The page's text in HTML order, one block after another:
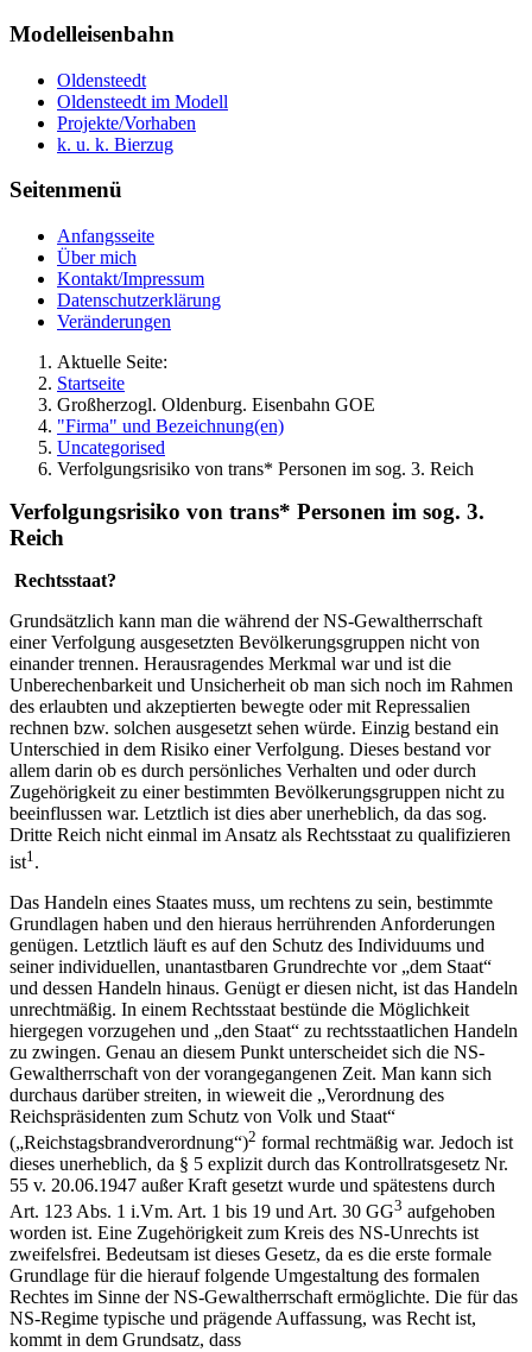
Modelleisenbahn
Oldensteedt
Oldensteedt im Modell
Projekte/Vorhaben
k. u. k. Bierzug
Seitenmenü
Anfangsseite
Über mich
Kontakt/Impressum
Datenschutzerklärung
Veränderungen
Aktuelle Seite:
Startseite
Großherzogl. Oldenburg. Eisenbahn GOE
"Firma" und Bezeichnung(en)
Uncategorised
Verfolgungsrisiko von trans* Personen im sog. 3. Reich
Verfolgungsrisiko von trans* Personen im sog. 3.
Reich
Rechtsstaat?
Grundsätzlich kann man die während der NS-Gewaltherrschaft
einer Verfolgung ausgesetzten Bevölkerungsgruppen nicht von
einander trennen. Herausragendes Merkmal war und ist die
Unberechenbarkeit und Unsicherheit ob man sich noch im Rahmen
des erlaubten und akzeptierten bewegte oder mit Repressalien
rechnen bzw. solchen ausgesetzt sehen würde. Einzig bestand ein
Unterschied in dem Risiko einer Verfolgung. Dieses bestand vor
allem darin ob es durch persönliches Verhalten und oder durch
Zugehörigkeit zu einer bestimmten Bevölkerungsgruppen nicht zu
beeinflussen war. Letztlich ist dies aber unerheblich, da das sog.
Dritte Reich nicht einmal im Ansatz als Rechtsstaat zu qualifizieren
ist1 .
Das Handeln eines Staates muss, um rechtens zu sein, bestimmte
Grundlagen haben und den hieraus herrührenden Anforderungen
genügen. Letztlich läuft es auf den Schutz des Individuums und
seiner individuellen, unantastbaren Grundrechte vor „dem Staat“
und dessen Handeln hinaus. Genügt er diesen nicht, ist das Handeln
unrechtmäßig. In einem Rechtsstaat bestünde die Möglichkeit
hiergegen vorzugehen und „den Staat“ zu rechtsstaatlichen Handeln
zu zwingen. Genau an diesem Punkt unterscheidet sich die NS-
Gewaltherrschaft von der vorangegangenen Zeit. Man kann sich
durchaus darüber streiten, in wieweit die „Verordnung des
Reichspräsidenten zum Schutz von Volk und Staat“
(„Reichstagsbrandverordnung“)2 formal rechtmäßig war. Jedoch ist
dieses unerheblich, da § 5 explizit durch das Kontrollratsgesetz Nr.
55 v. 20.06.1947 außer Kraft gesetzt wurde und spätestens durch
Art. 123 Abs. 1 i.Vm. Art. 1 bis 19 und Art. 30 GG3 aufgehoben
worden ist. Eine Zugehörigkeit zum Kreis des NS-Unrechts ist
zweifelsfrei. Bedeutsam ist dieses Gesetz, da es die erste formale
Grundlage für die hierauf folgende Umgestaltung des formalen
Rechtes im Sinne der NS-Gewaltherrschaft ermöglichte. Die für das
NS-Regime typische und prägende Auffassung, was Recht ist,
kommt in dem Grundsatz, dass